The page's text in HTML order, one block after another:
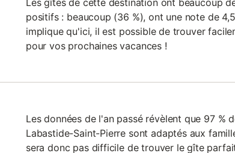
Les gîtes de cette destination ont beaucoup
positifs : beaucoup (36 %), ont une note de
implique qu'ici, il est possible de trouver
pour vos prochaines vacances !
Les données de l'an passé révèlent que 97 %
Labastide-Saint-Pierre sont adaptés aux
sera donc pas difficile de trouver le gîte